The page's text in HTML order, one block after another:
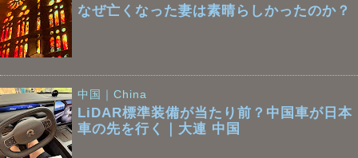
なぜ亡くなった妻は素晴らしかったのか？
中国｜China
LiDAR標準装備が当たり前？中国車が日本
車の先を行く｜大連 中国